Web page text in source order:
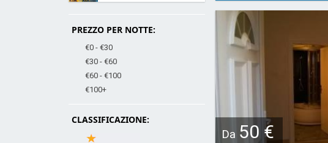
PREZZO PER NOTTE:
€0 - €30
€30 - €60
€60 - €100
€100+
CLASSIFICAZIONE:
Da 50 €